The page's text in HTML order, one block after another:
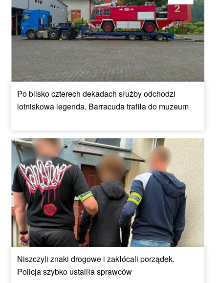
Po blisko czterech dekadach służby odchodzi
lotniskowa legenda. Barracuda trafiła do muzeum
Niszczyli znaki drogowe i zakłócali porządek.
Policja szybko ustaliła sprawców